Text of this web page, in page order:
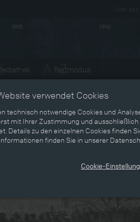
1915 1916
Textmodus
verwendet Cookies
technisch notwendige Cookies und
mit Ihrer Zustimmung und
Details zu den einzelnen Cookies finden
finden Sie in unserer
Cookie-